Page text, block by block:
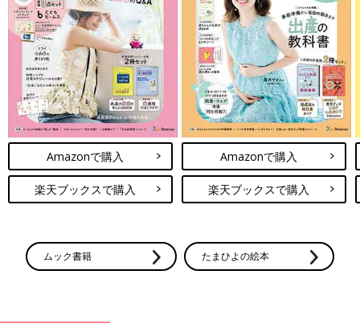
Amazonで購入
楽天ブックスで購入
Amazonで購入
楽天ブックスで購入
ムック書籍 たまひよの絵本